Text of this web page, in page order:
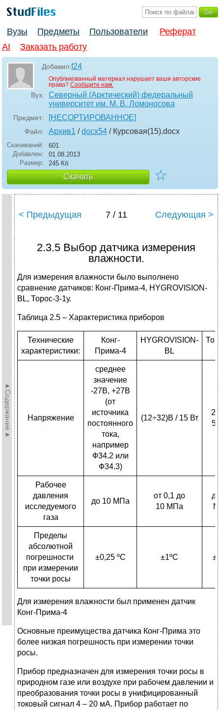
Вузы Предметы Пользователи
Реферат
AI
Заказать работу
Добавил:f24
Опубликованный материал нарушает ваши авторские
права? Сообщите нам.
Вуз:
Северный (Арктический) федеральный
университет им. М. В. Ломоносова
Предмет: [НЕСОРТИРОВАННОЕ]
Файл: Архив1 /docx54 / Курсовая(15).docx
Скачиваний:
601
Добавлен:
01.08.2013
Размер:
245 Кб
Скачать ☆
►Содержание►
< Предыдущая 7 / 11 Следующая >
2.3.5 Выбор датчика измерения
влажности.
Для измерения влажности было выполнено
сравнение датчиков: Конг-Прима-4, HYGROVISION-
BL, Торос-3-1у.
Таблица 2.5 – Характеристика приборов
Технические
характеристики:
Конг-
Прима-4
HYGROVISION-
BL
Напряжение
среднее
значение
-27В, +27В
(от
источника
постоянного
тока,
например
Ф34.2 или
Ф34.3)
(12÷32)В / 15 Вт
Рабочее
давления
исследуемого
газа
до 10 МПа
от 0,1 до
10 МПа
Пределы
абсолютной
погрешности
при измерении
точки росы
±0,25 ºC ±1ºC
Для измерения влажности был применен датчик
Конг-Прима-4
Основные преимущества датчика Конг-Прима это
более низкая погрешность при измерении точки
росы.
Прибор предназначен для измерения точки росы в
природном газе или воздухе при рабочем давлении и
преобразования точки росы в унифицированный
токовый сигнал 4 – 20 мА. Прибор работает по